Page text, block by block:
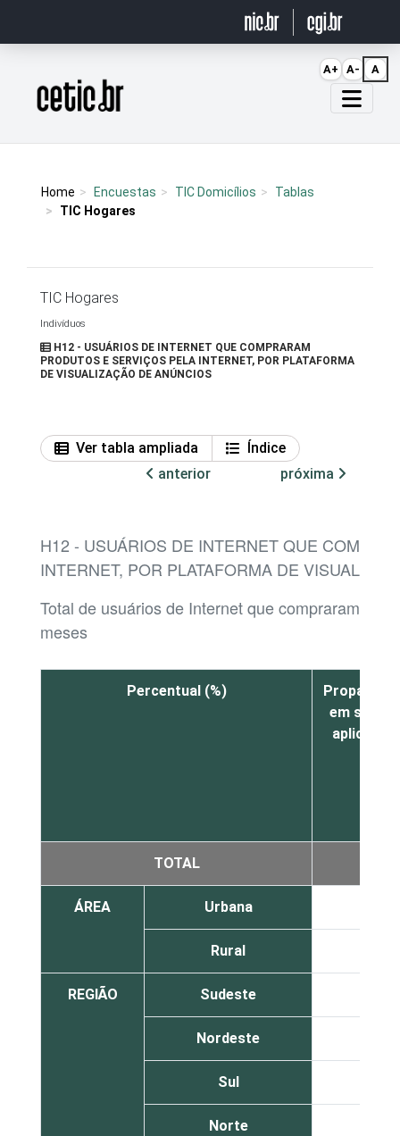
Página inicial
Home Encuestas TIC Domicílios
Tablas
TIC Hogares
TIC Hogares
Indivíduos
H12 - USUÁRIOS DE INTERNET QUE COMPRARAM
PRODUTOS E SERVIÇOS PELA INTERNET, POR PLATAFORMA
DE VISUALIZAÇÃO DE ANÚNCIOS
Ver tabla ampliada
Índice
anterior
próxima
H12 - USUÁRIOS DE INTERNET QUE
INTERNET, POR PLATAFORMA DE
Total de usuários de Internet que compraram
meses
Percentual (%)
em sites
TOTAL
ÁREA Urbana
Rural
REGIÃO Sudeste
Nordeste
Sul
Norte
A+ A- A